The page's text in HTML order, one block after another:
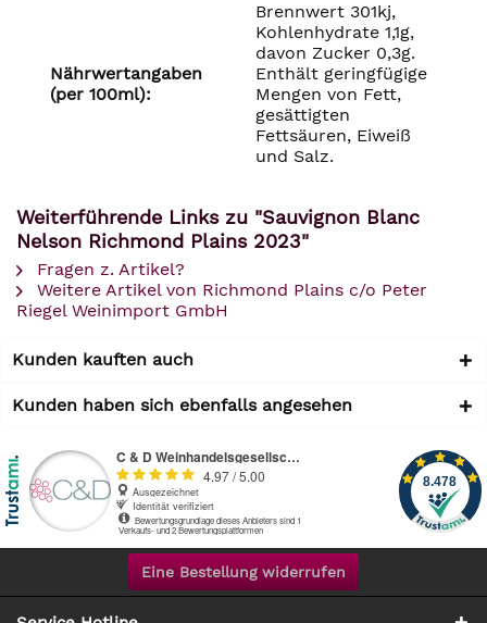
Nährwertangaben
(per 100ml):
Brennwert 301kj,
Kohlenhydrate 1,1g,
davon Zucker 0,3g.
Enthält geringfügige
Mengen von Fett,
gesättigten
Fettsäuren, Eiweiß
und Salz.
Weiterführende Links zu "Sauvignon Blanc
Nelson Richmond Plains 2023"
Fragen z. Artikel?
Weitere Artikel von Richmond Plains c/o Peter
Riegel Weinimport GmbH
Kunden kauften auch
Kunden haben sich ebenfalls angesehen
Eine Bestellung widerrufen